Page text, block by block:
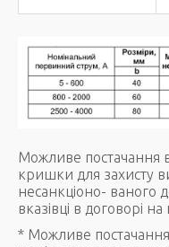
Можливе постачання
кришки для захисту
несанкціоно- ваного
вказівці в договорі
* Можливе